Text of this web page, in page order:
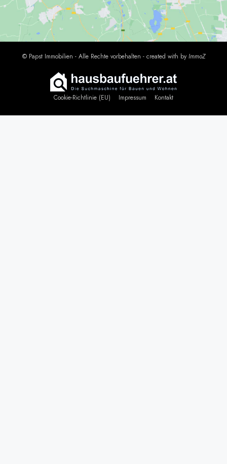
© Papst Immobilien - Alle Rechte vorbehalten - created with by ImmoZ
Cookie-Richtlinie (EU) Impressum Kontakt